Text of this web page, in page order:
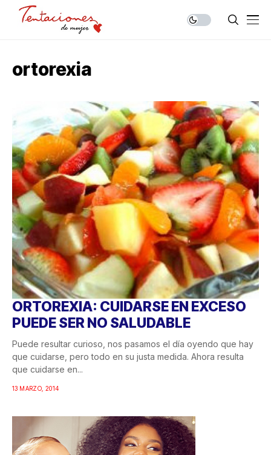
ortorexia
ORTOREXIA: CUIDARSE EN EXCESO
PUEDE SER NO SALUDABLE
Puede resultar curioso, nos pasamos el día oyendo que hay
que cuidarse, pero todo en su justa medida. Ahora resulta
que cuidarse en...
13 MARZO, 2014